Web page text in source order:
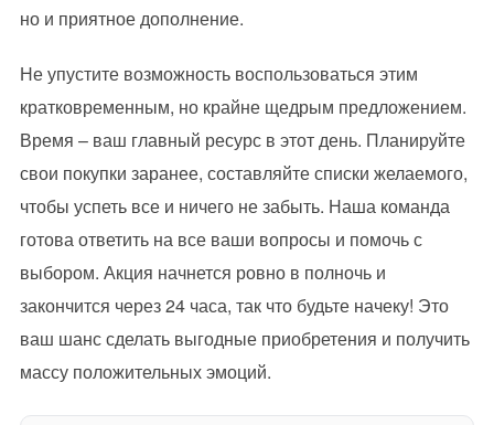
но и приятное дополнение.
Не упустите возможность воспользоваться этим
кратковременным, но крайне щедрым предложением.
Время – ваш главный ресурс в этот день. Планируйте
свои покупки заранее, составляйте списки желаемого,
чтобы успеть все и ничего не забыть. Наша команда
готова ответить на все ваши вопросы и помочь с
выбором. Акция начнется ровно в полночь и
закончится через 24 часа, так что будьте начеку! Это
ваш шанс сделать выгодные приобретения и получить
массу положительных эмоций.